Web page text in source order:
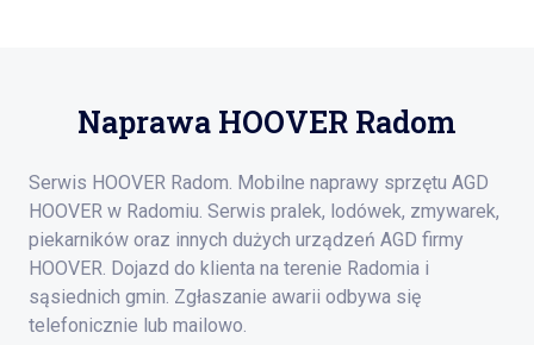
Naprawa HOOVER Radom
Serwis HOOVER Radom. Mobilne naprawy sprzętu AGD
HOOVER w Radomiu. Serwis pralek, lodówek, zmywarek,
piekarników oraz innych dużych urządzeń AGD firmy
HOOVER. Dojazd do klienta na terenie Radomia i
sąsiednich gmin. Zgłaszanie awarii odbywa się
telefonicznie lub mailowo.